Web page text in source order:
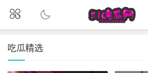
吃瓜精选